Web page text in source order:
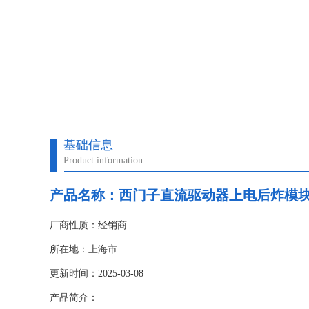
基础信息
Product information
产品名称： 西门子直流驱动器上电后炸模
厂商性质：经销商
所在地：上海市
更新时间：2025-03-08
产品简介：